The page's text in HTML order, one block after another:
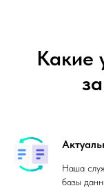
Какие
Наша
базы